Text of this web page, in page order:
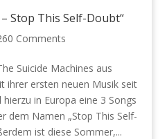
Stop This Self-Doubt“
0 Comments
Suicide Machines aus
ihrer ersten neuen Musik seit
hierzu in Europa eine 3 Songs
dem Namen „Stop This Self-
ist diese Sommer,...